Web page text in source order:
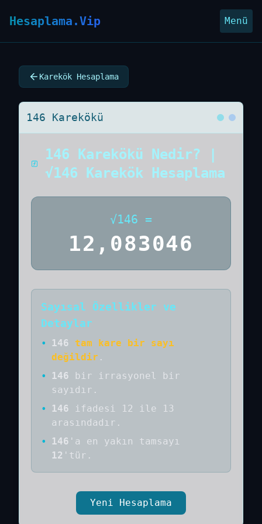
Hesaplama.Vip Menü
Karekök Hesaplama
146 Karekökü
146 Karekökü Nedir? |
√146 Karekök Hesaplama
√146 =
12,083046
Sayısal Özellikler ve
Detaylar
• 146
tam kare bir sayı
değildir .
•
146 bir
irrasyonel bir
sayıdır .
•
146
ifadesi 12 ile 13
arasındadır.
•
146 'a en yakın tamsayı
12 'tür.
Yeni Hesaplama